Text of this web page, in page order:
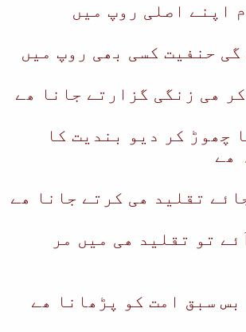
اپنے اصلی روپ میں
گی حنفیت کسی بھی روپ میں
ھی زنگی گزارتے جانا ھے
چھوڑ کر دیو بندیت کا
ھے
تقلید ھی کرتے جانا ھے
تو تقلید ھی میں مر
بس سبق امت کو پڑھانا ھے